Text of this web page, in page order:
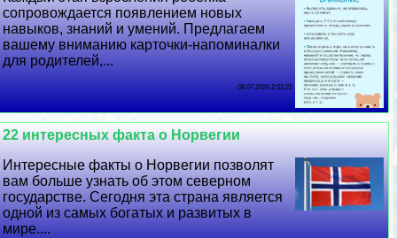
сопровождается появлением новых
навыков, знаний и умений. Предлагаем
вашему вниманию карточки-напоминалки
для родителей,...
08 07 2026 2:51:21
22 интересных факта о Норвегии
Интересные факты о Норвегии позволят
вам больше узнать об этом северном
государстве. Сегодня эта страна является
одной из самых богатых и развитых в
мире....